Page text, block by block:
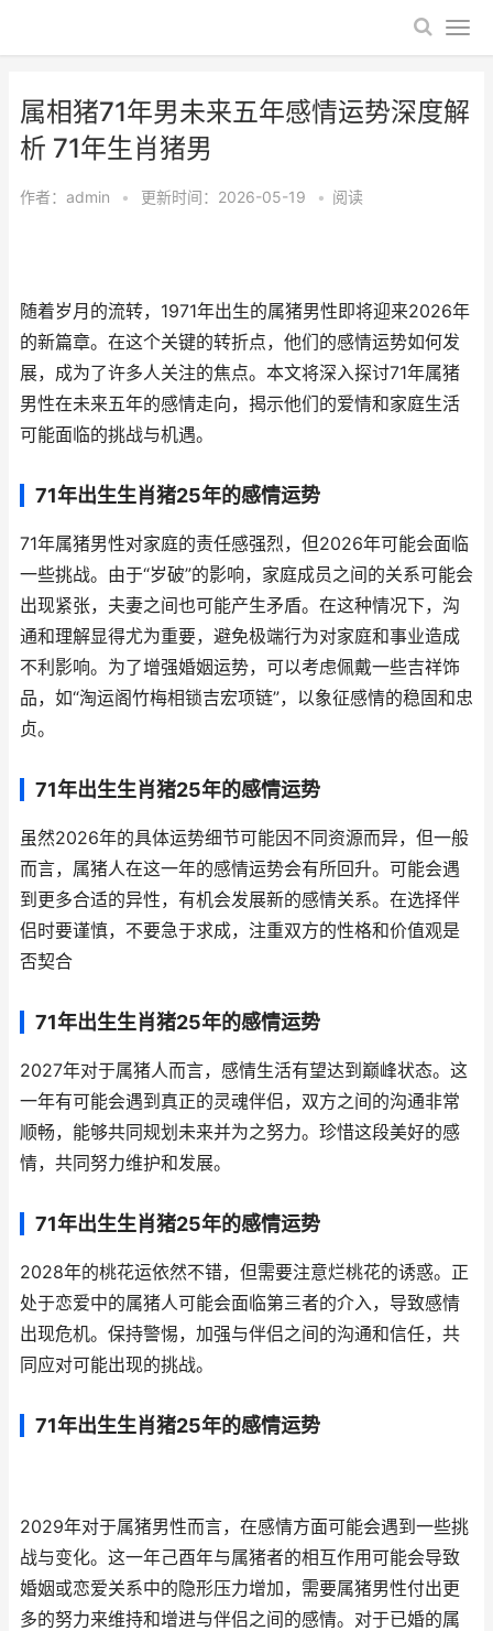
属相猪71年男未来五年感情运势深度解
析 71年生肖猪男
作者： admin • 更新时间：2026-05-19 • 阅读
随着岁月的流转，1971年出生的属猪男性即将迎来2026年
的新篇章。在这个关键的转折点，他们的感情运势如何发
展，成为了许多人关注的焦点。本文将深入探讨71年属猪
男性在未来五年的感情走向，揭示他们的爱情和家庭生活
可能面临的挑战与机遇。
71年出生生肖猪25年的感情运势
71年属猪男性对家庭的责任感强烈，但2026年可能会面临
一些挑战。由于“岁破”的影响，家庭成员之间的关系可能会
出现紧张，夫妻之间也可能产生矛盾。在这种情况下，沟
通和理解显得尤为重要，避免极端行为对家庭和事业造成
不利影响。为了增强婚姻运势，可以考虑佩戴一些吉祥饰
品，如“淘运阁竹梅相锁吉宏项链”，以象征感情的稳固和忠
贞。
71年出生生肖猪25年的感情运势
虽然2026年的具体运势细节可能因不同资源而异，但一般
而言，属猪人在这一年的感情运势会有所回升。可能会遇
到更多合适的异性，有机会发展新的感情关系。在选择伴
侣时要谨慎，不要急于求成，注重双方的性格和价值观是
否契合
71年出生生肖猪25年的感情运势
2027年对于属猪人而言，感情生活有望达到巅峰状态。这
一年有可能会遇到真正的灵魂伴侣，双方之间的沟通非常
顺畅，能够共同规划未来并为之努力。珍惜这段美好的感
情，共同努力维护和发展。
71年出生生肖猪25年的感情运势
2028年的桃花运依然不错，但需要注意烂桃花的诱惑。正
处于恋爱中的属猪人可能会面临第三者的介入，导致感情
出现危机。保持警惕，加强与伴侣之间的沟通和信任，共
同应对可能出现的挑战。
71年出生生肖猪25年的感情运势
2029年对于属猪男性而言，在感情方面可能会遇到一些挑
战与变化。这一年己酉年与属猪者的相互作用可能会导致
婚姻或恋爱关系中的隐形压力增加，需要属猪男性付出更
多的努力来维持和增进与伴侣之间的感情。对于已婚的属